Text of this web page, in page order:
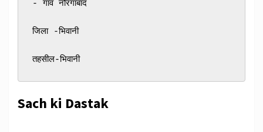
- गांव नौरंगाबाद
जिला -भिवानी
तहसील-भिवानी
Sach ki Dastak